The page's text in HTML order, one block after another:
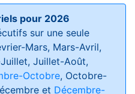
pour 2026
sur une seule
Mars, Mars-Avril,
Juillet-Août,
Octobre, Octobre-
et Décembre-